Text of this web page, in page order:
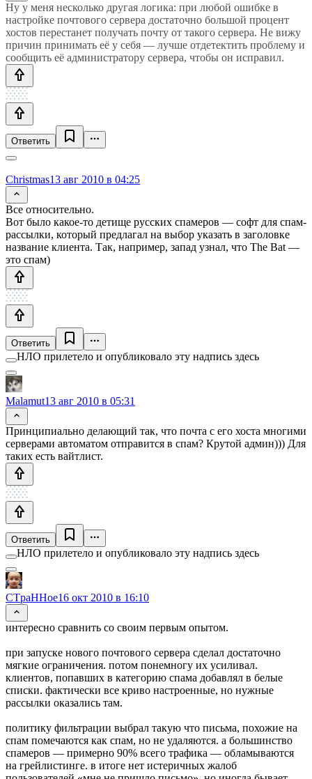
Ну у меня несколько другая логика: при любой ошибке в
настройке почтового сервера достаточно большой процент
хостов перестанет получать почту от такого сервера. Не вижу
причин принимать её у себя — лучше отдетектить проблему и
сообщить её администратору сервера, чтобы он исправил.
Ответить
Christmas13 авг 2010 в 04:25
Все относительно.
Вот было какое-то детище русских спамеров — софт для спам-
рассылки, который предлагал на выбор указать в заголовке
название клиента. Так, например, запад узнал, что The Bat —
это спам)
Ответить
НЛО прилетело и опубликовало эту надпись здесь
Malamut13 авг 2010 в 05:31
Принципиально делающий так, что почта с его хоста многими
серверами автоматом отправится в спам? Крутой админ))) Для
таких есть вайтлист.
Ответить
НЛО прилетело и опубликовало эту надпись здесь
CTpaHHoe16 окт 2010 в 16:10
интересно сравнить со своим первым опытом.
при запуске нового почтового сервера сделал достаточно
мягкие ограничения. потом понемногу их усиливал.
клиентов, попавших в категорию спама добавлял в белые
списки. фактически все криво настроенные, но нужные
рассылки оказались там.
политику фильтрации выбрал такую что письма, похожие на
спам помечаются как спам, но не удаляются. а большинство
спамеров — примерно 90% всего трафика — обламываются
на грейлистинге. в итоге нет истеричных жалоб